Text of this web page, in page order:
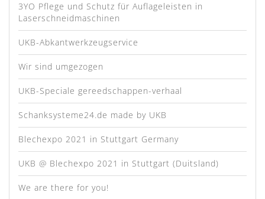
3YO Pflege und Schutz für Auflageleisten in
Laserschneidmaschinen
UKB-Abkantwerkzeugservice
Wir sind umgezogen
UKB-Speciale gereedschappen-verhaal
Schanksysteme24.de made by UKB
Blechexpo 2021 in Stuttgart Germany
UKB @ Blechexpo 2021 in Stuttgart (Duitsland)
We are there for you!